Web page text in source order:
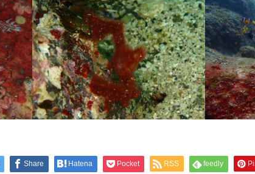
Share Hatena Pocket RSS feedly